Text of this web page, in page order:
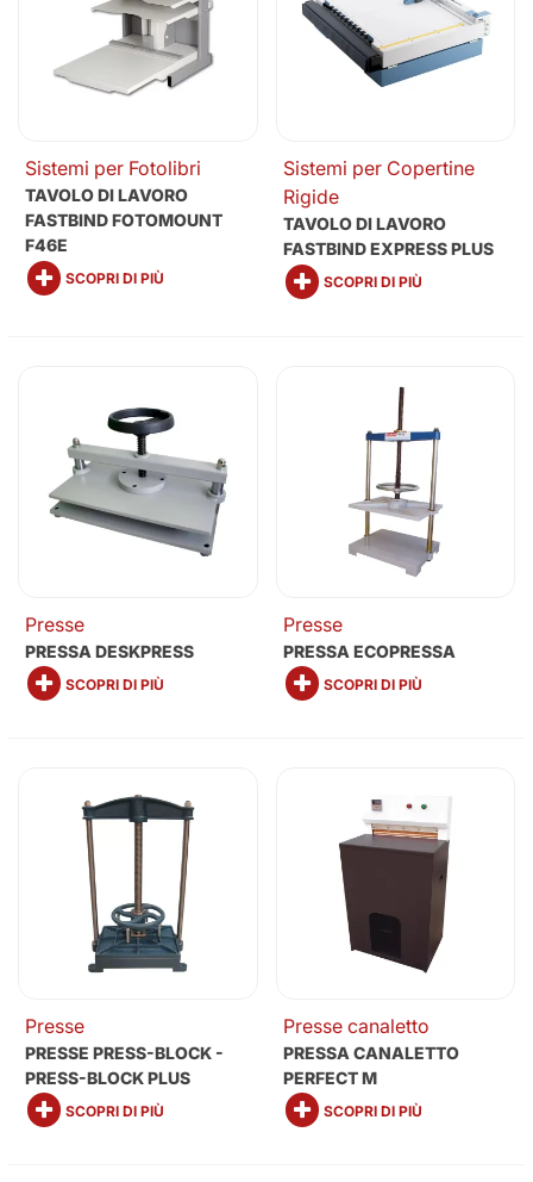
Sistemi per Fotolibri
TAVOLO DI LAVORO
FASTBIND FOTOMOUNT
F46E
SCOPRI DI PIÙ
Sistemi per Copertine
Rigide
TAVOLO DI LAVORO
FASTBIND EXPRESS PLUS
SCOPRI DI PIÙ
Presse
PRESSA DESKPRESS
SCOPRI DI PIÙ
Presse
PRESSA ECOPRESSA
SCOPRI DI PIÙ
Presse
PRESSE PRESS-BLOCK -
PRESS-BLOCK PLUS
SCOPRI DI PIÙ
Presse canaletto
PRESSA CANALETTO
PERFECT M
SCOPRI DI PIÙ